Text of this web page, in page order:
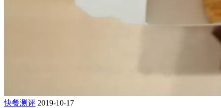
快餐测评 2019-10-17